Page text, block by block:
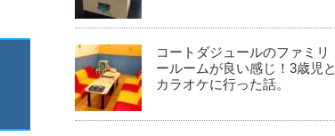
コートダジュールのファミリ
ールームが良い感じ！3歳児と
カラオケに行った話。